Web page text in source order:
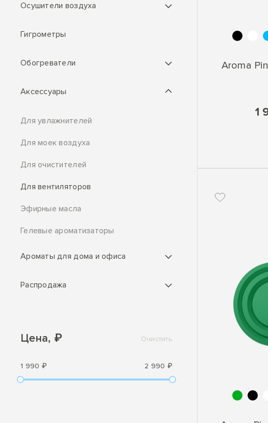
Осушители воздуха
Гигрометры
Обогреватели
Аксессуары
Для увлажнителей
Для моек воздуха
Для очистителей
Для вентиляторов
Эфирные масла
Гелевые ароматизаторы
Ароматы для дома и офиса
Распродажа
Цена, ₽ Очистить
1 990 ₽ 2 990 ₽
Aroma
1